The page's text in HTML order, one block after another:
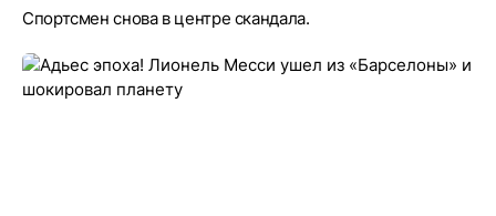
Спортсмен снова в центре скандала.